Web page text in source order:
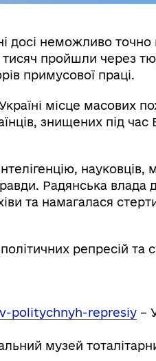
досі неможливо точно
тисяч пройшли через
примусової праці.
місце масових
знищених під час
науковців,
Радянська влада
та намагалася
репресій та
politychnyh-represiy –
музей